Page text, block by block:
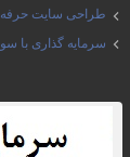
طراحی سایت حرفه
سرمایه گذاری با